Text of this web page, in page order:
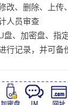
改、删除、上传
人员审查
盘、加密盘、指
行记录，并可备